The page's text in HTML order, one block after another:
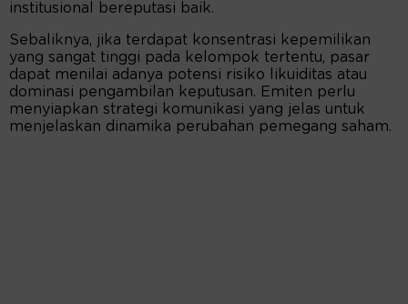
institusional bereputasi baik.
Sebaliknya, jika terdapat konsentrasi kepemilikan
yang sangat tinggi pada kelompok tertentu, pasar
dapat menilai adanya potensi risiko likuiditas atau
dominasi pengambilan keputusan. Emiten perlu
menyiapkan strategi komunikasi yang jelas untuk
menjelaskan dinamika perubahan pemegang saham.